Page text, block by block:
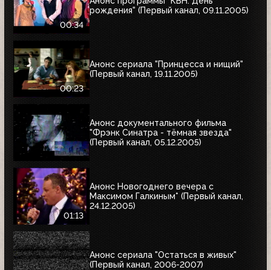
00:34
рождения" (Первый канал, 09.11.2005)
00:23
Анонс сериала "Принцесса и нищий"
(Первый канал, 19.11.2005)
Анонс документального фильма
"Фрэнк Синатра - тёмная звезда"
(Первый канал, 05.12.2005)
01:13
Анонс Новогоднего вечера с
Максимом Галкиным* (Первый канал,
24.12.2005)
Анонс сериала "Остаться в живых"
(Первый канал, 2006-2007)